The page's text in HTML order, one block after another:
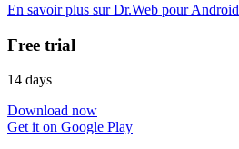
En savoir plus sur Dr.Web pour Android
Free trial
14 days
Download now
Get it on Google Play